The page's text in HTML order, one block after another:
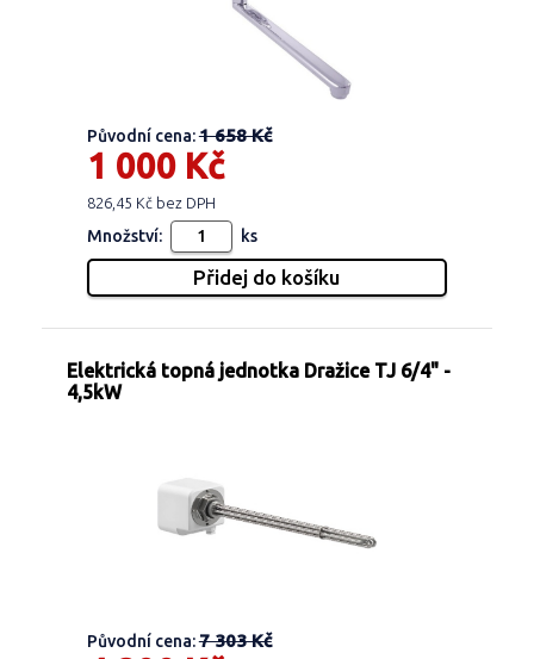
Původní cena:1 658 Kč
1 000 Kč
826,45 Kč bez DPH
Množství: ks
Elektrická topná jednotka Dražice TJ 6/4" -
4,5kW
Původní cena:7 303 Kč